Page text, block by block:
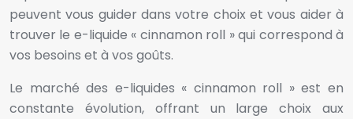
peuvent vous guider dans votre choix et vous aider à
trouver le e-liquide « cinnamon roll » qui correspond à
vos besoins et à vos goûts.
Le marché des e-liquides « cinnamon roll » est en
constante évolution, offrant un large choix aux